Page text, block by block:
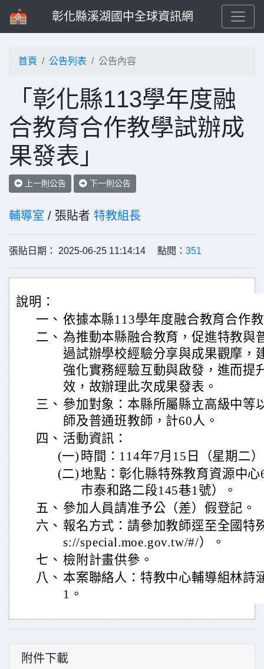
彰化縣溪湖國中全球資訊網
首頁 公告列表 公告內容
「彰化縣113學年度融
合教育合作教學試辦成
果發表」
上一則公告 下一則公告
輔導室 / 張貼者 特教組長
張貼日期： 2025-06-25 11:14:14 點閱： 351
說明：
一、 依據本縣113學年度融合教育合作
二、 為推動本縣融合教育，促進特教與
過試辦學校經驗分享與成果觀摩，
強化實務經驗互動與啟發，進而提
效，故辦理此次成果發表。
三、 參加對象：本縣所屬縣立高級中等
師及普通班教師，計60人。
四、 活動資訊：
(一) 時間：114年7月15日（星期二
(二)地點：彰化縣特殊教育資源中
市泰和路二段145巷1號）。
五、 參加人員請准予公（差）假登記。
六、 報名方式：請參加教師逕至全國特
s://special.moe.gov.tw/#/）。
七、 檢附計畫供參。
八、 本案聯絡人：特教中心輔導組林詩
1。
附件下載